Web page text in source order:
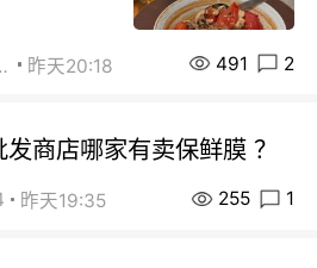
昨天20:18 491 2
商店哪家有卖保鲜膜 ？
昨天19:35 255 1